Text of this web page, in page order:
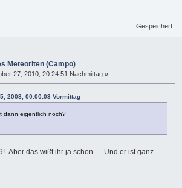
Gespeichert
Meteoriten (Campo)
27, 2010, 20:24:51 Nachmittag »
2008, 00:00:03 Vormittag
dann eigentlich noch?
Aber das wißt ihr ja schon. ... Und er ist ganz